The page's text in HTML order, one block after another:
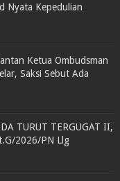
Nyata Kepedulian
Ketua Ombudsman
Saksi Sebut Ada
TURUT TERGUGAT II,
2026/PN Llg